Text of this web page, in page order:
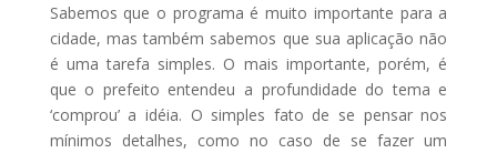
Sabemos que o programa é muito importante para a
cidade, mas também sabemos que sua aplicação não
é uma tarefa simples. O mais importante, porém, é
que o prefeito entendeu a profundidade do tema e
‘comprou’ a idéia. O simples fato de se pensar nos
mínimos detalhes, como no caso de se fazer um